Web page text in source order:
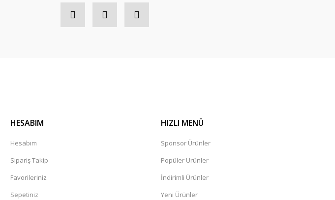
HESABIM
Hesabım
Sipariş Takip
Favorileriniz
Sepetiniz
HIZLI MENÜ
Sponsor Ürünler
Popüler Ürünler
İndirimli Ürünler
Yeni Ürünler